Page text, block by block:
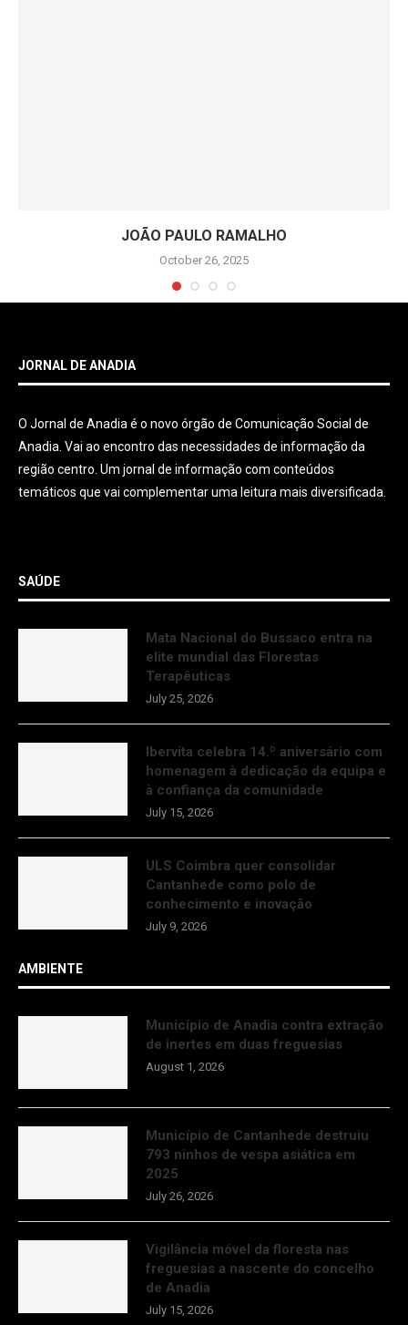
JOÃO PAULO RAMALHO
October 26, 2025
JORNAL DE ANADIA
O Jornal de Anadia é o novo órgão de Comunicação Social de
Anadia. Vai ao encontro das necessidades de informação da
região centro. Um jornal de informação com conteúdos
temáticos que vai complementar uma leitura mais diversificada.
SAÚDE
Mata Nacional do Bussaco entra na
elite mundial das Florestas
Terapêuticas
July 25, 2026
Ibervita celebra 14.º aniversário com
homenagem à dedicação da equipa e
à confiança da comunidade
July 15, 2026
ULS Coimbra quer consolidar
Cantanhede como polo de
conhecimento e inovação
July 9, 2026
AMBIENTE
Município de Anadia contra extração
de inertes em duas freguesias
August 1, 2026
Município de Cantanhede destruiu
793 ninhos de vespa asiática em
2025
July 26, 2026
Vigilância móvel da floresta nas
freguesias a nascente do concelho
de Anadia
July 15, 2026